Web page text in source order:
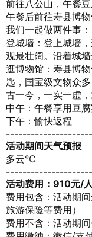
前往八公山，午餐豆
午餐后前往寿县博
我们一起做两件事：
登城墙：登上城墙
观最壮阔。沿着城墙
逛博物馆：寿县博
匙，国宝级文物众
古一今，一实一虚，
中午：午餐享用豆
下午：愉快返程
活动期间天气预报
多云℃
活动费用：910元/
费用包含：活动期
旅游保险等费用）
费用不含：活动期